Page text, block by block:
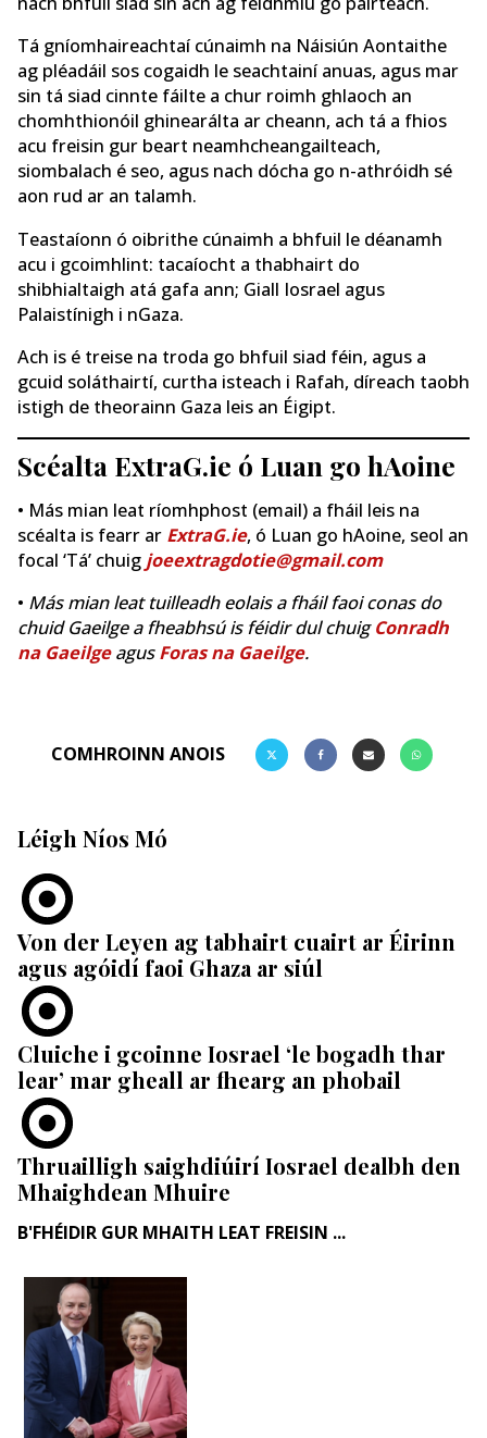
Tá gníomhaireachtaí cúnaimh na Náisiún Aontaithe
ag pléadáil sos cogaidh le seachtainí anuas, agus mar
sin tá siad cinnte fáilte a chur roimh ghlaoch an
chomhthionóil ghinearálta ar cheann, ach tá a fhios
acu freisin gur beart neamhcheangailteach,
siombalach é seo, agus nach dócha go n-athróidh sé
aon rud ar an talamh.
Teastaíonn ó oibrithe cúnaimh a bhfuil le déanamh
acu i gcoimhlint: tacaíocht a thabhairt do
shibhialtaigh atá gafa ann; Giall Iosrael agus
Palaistínigh i nGaza.
Ach is é treise na troda go bhfuil siad féin, agus a
gcuid soláthairtí, curtha isteach i Rafah, díreach taobh
istigh de theorainn Gaza leis an Éigipt.
Scéalta ExtraG.ie ó Luan go hAoine
• Más mian leat ríomhphost (email) a fháil leis na
scéalta is fearr ar ExtraG.ie, ó Luan go hAoine, seol an
focal ‘Tá’ chuig joeextragdotie@gmail.com
• Más mian leat tuilleadh eolais a fháil faoi conas do
chuid Gaeilge a fheabhsú is féidir dul chuigConradh
na GaeilgeagusForas na Gaeilge.
COMHROINN ANOIS
Léigh Níos Mó
Von der Leyen ag tabhairt cuairt ar Éirinn
agus agóidí faoi Ghaza ar siúl
Cluiche i gcoinne Iosrael ‘le bogadh thar
lear’ mar gheall ar fhearg an phobail
Thruailligh saighdiúirí Iosrael dealbh den
Mhaighdean Mhuire
B'FHÉIDIR GUR MHAITH LEAT FREISIN ...